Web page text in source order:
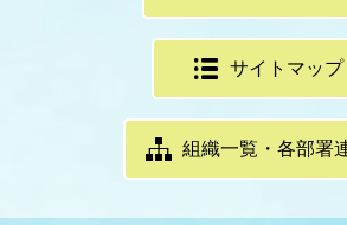
サイトマップ
組織一覧・各部署